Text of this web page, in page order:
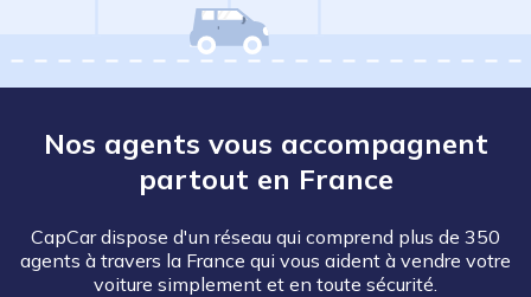
Nos agents vous accompagnent
partout en France
CapCar dispose d'un réseau qui comprend plus de 350
agents à travers la France qui vous aident à vendre votre
voiture simplement et en toute sécurité.